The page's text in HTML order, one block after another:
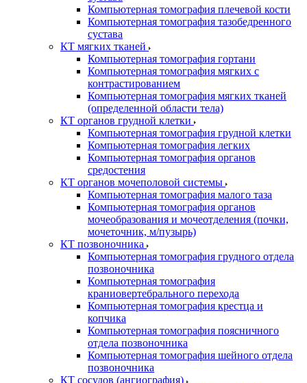
Компьютерная томография плечевой кости
Компьютерная томография тазобедренного
сустава
КТ мягких тканей
Компьютерная томография гортани
Компьютерная томография мягких с
контрастированием
Компьютерная томография мягких тканей
(определенной области тела)
КТ органов грудной клетки
Компьютерная томография грудной клетки
Компьютерная томография легких
Компьютерная томография органов
средостения
КТ органов мочеполовой системы
Компьютерная томография малого таза
Компьютерная томография органов
мочеобразования и мочеотделения (почки,
мочеточник, м/пузырь)
КТ позвоночника
Компьютерная томография грудного отдела
позвоночника
Компьютерная томография
краниовертебрального перехода
Компьютерная томография крестца и
копчика
Компьютерная томография поясничного
отдела позвоночника
Компьютерная томография шейного отдела
позвоночника
КТ сосудов (ангиография)